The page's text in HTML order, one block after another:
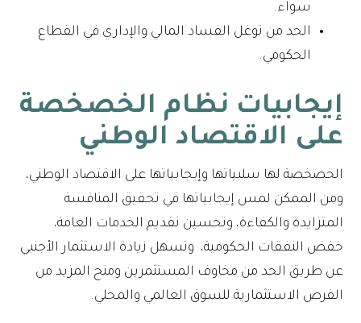
سواء.
الحد من توغل الفساد المالي والإداري في القطاع
الحكومي.
إيجابيات نظام الخصخصة
على الاقتصاد الوطني
الخصخصة لها سلبياتها وإيجابياتها على الاقتصاد الوطني،
ومن الممكن لمس إيجابياتها في تحقيق المنافسة
المتزايدة والكفاءة، وتحسين تقديم الخدمات العامة،
خفض النفقات الحكومية، وتسهل زيادة الاستثمار الأجنبي
عن طريق الحد من مخاوف المستثمرين ومنح المزيد من
الفرص الاستثمارية للسوق العالمي والمحلي.